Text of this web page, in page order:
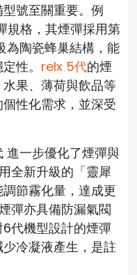
號至關重要。例
規格，其煙彈採用第
為陶瓷蜂巢結構，能
性。 relx 5代的煙
果、薄荷與飲品等
性化需求，並深受
進一步優化了煙彈與
全新升級的「靈犀
節霧化量，達成更
彈亦具備防漏氣閥
代機型設計的煙彈
冷凝液產生，是註